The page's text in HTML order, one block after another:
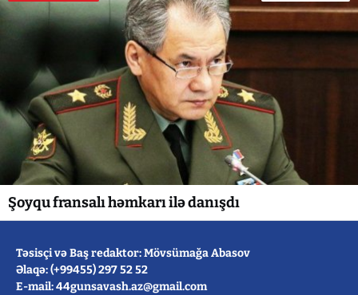
Şoyqu fransalı həmkarı ilə danışdı
Təsisçi və Baş redaktor: Mövsümağa Abasov
Əlaqə: (+99455) 297 52 52
E-mail: 44gunsavash.az@gmail.com